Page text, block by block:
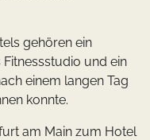
gehören ein
und ein
einem langen Tag
konnte.
am Main zum Hotel